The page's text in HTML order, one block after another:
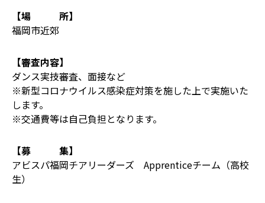
【場 所】
福岡市近郊
【審査内容】
ダンス実技審査、面接など
※新型コロナウイルス感染症対策を施した上で実施いた
します。
※交通費等は自己負担となります。
【募 集】
アビスパ福岡チアリーダーズ Apprenticeチーム（高校
生）